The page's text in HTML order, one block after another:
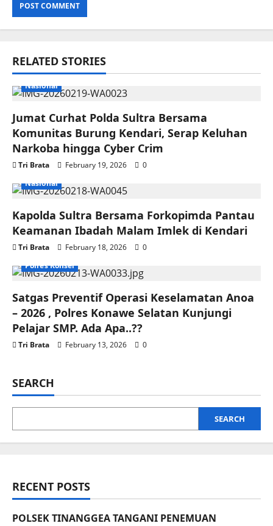
RELATED STORIES
Nasional
Jumat Curhat Polda Sultra Bersama
Komunitas Burung Kendari, Serap Keluhan
Narkoba hingga Cyber Crim
Tri Brata February 19, 2026
0
Nasional
Kapolda Sultra Bersama Forkopimda Pantau
Keamanan Ibadah Malam Imlek di Kendari
Tri Brata February 18, 2026
0
Polres Konsel
Satgas Preventif Operasi Keselamatan Anoa
– 2026 , Polres Konawe Selatan Kunjungi
Pelajar SMP. Ada Apa..??
Tri Brata February 13, 2026 0
SEARCH
SEARCH
RECENT POSTS
POLSEK TINANGGEA TANGANI PENEMUAN